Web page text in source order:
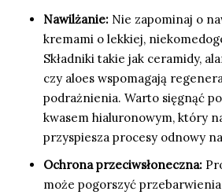
Nawilżanie: Nie zapominaj o
kremami o lekkiej,
Składniki takie jak ceramidy,
czy aloes wspomagają
podrażnienia. Warto sięgnąć
kwasem hialuronowym, który
przyspiesza procesy odnowy
Ochrona przeciwsłoneczna:
może pogorszyć